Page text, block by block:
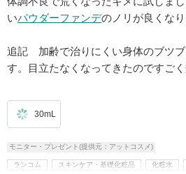
いパウダーファンデのノリが良くな
追記 加齢で治りにくい身体のブツブ
す。目立たなくなってきたのですごく
30mL
モニター・プレゼント(提供元：アットコスメ)
ランコム スキンケア・基礎化粧品 化粧水